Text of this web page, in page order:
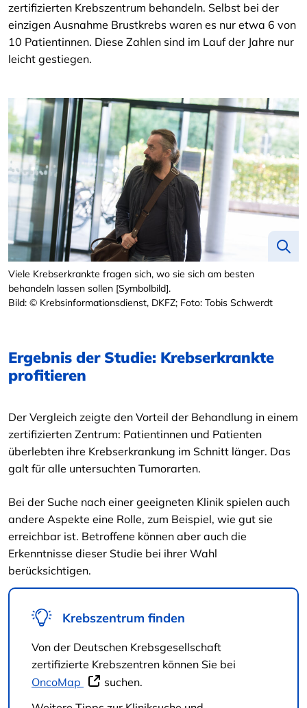
zertifizierten Krebszentrum behandeln. Selbst bei der
einzigen Ausnahme Brustkrebs waren es nur etwa 6 von
10 Patientinnen. Diese Zahlen sind im Lauf der Jahre nur
leicht gestiegen.
Viele Krebserkrankte fragen sich, wo sie sich am besten
behandeln lassen sollen [Symbolbild].
Bild: © Krebsinformationsdienst, DKFZ; Foto: Tobis Schwerdt
Ergebnis der Studie: Krebserkrankte
profitieren
Der Vergleich zeigte den Vorteil der Behandlung in einem
zertifizierten Zentrum: Patientinnen und Patienten
überlebten ihre Krebserkrankung im Schnitt länger. Das
galt für alle untersuchten Tumorarten.
Bei der Suche nach einer geeigneten Klinik spielen auch
andere Aspekte eine Rolle, zum Beispiel, wie gut sie
erreichbar ist. Betroffene können aber auch die
Erkenntnisse dieser Studie bei ihrer Wahl
berücksichtigen.
Krebszentrum finden
Von der Deutschen Krebsgesellschaft
zertifizierte Krebszentren können Sie bei
OncoMap
suchen.